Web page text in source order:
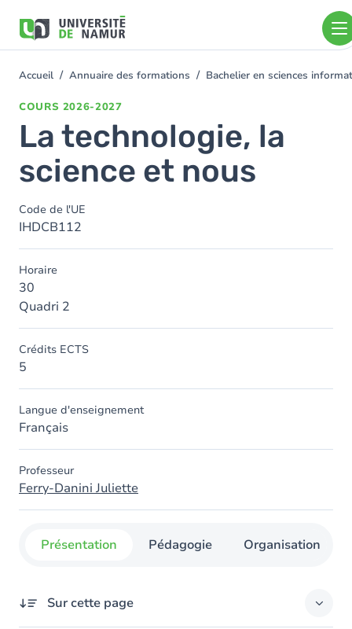
contenu
You
Accueil Annuaire des formations Bachelier en sciences
COURS 2026-2027
La technologie, la
science et nous
Code de l'UE
IHDCB112
Horaire
30
Quadri 2
Crédits ECTS
5
Langue d'enseignement
Français
Professeur
Ferry-Danini Juliette
Présentation Pédagogie Organisation
Sur cette page